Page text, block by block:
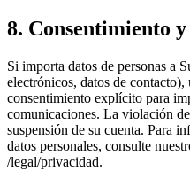
8. Consentimiento
Si importa datos de personas a
electrónicos, datos de contacto),
consentimiento explícito para
comunicaciones. La violación
suspensión de su cuenta. Para
datos personales, consulte
/legal/privacidad.